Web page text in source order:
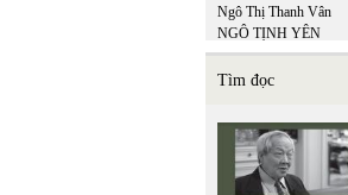
Ngô Thị Thanh Vân
NGÔ TỊNH YÊN
NGỌC HOÀI
Ngu Yên
NGƯỜI VIỆT
NGUYỄN ĐÔNG
NGUYỄN THẠCH
Nguyễn Anh Thế
Tìm đọc